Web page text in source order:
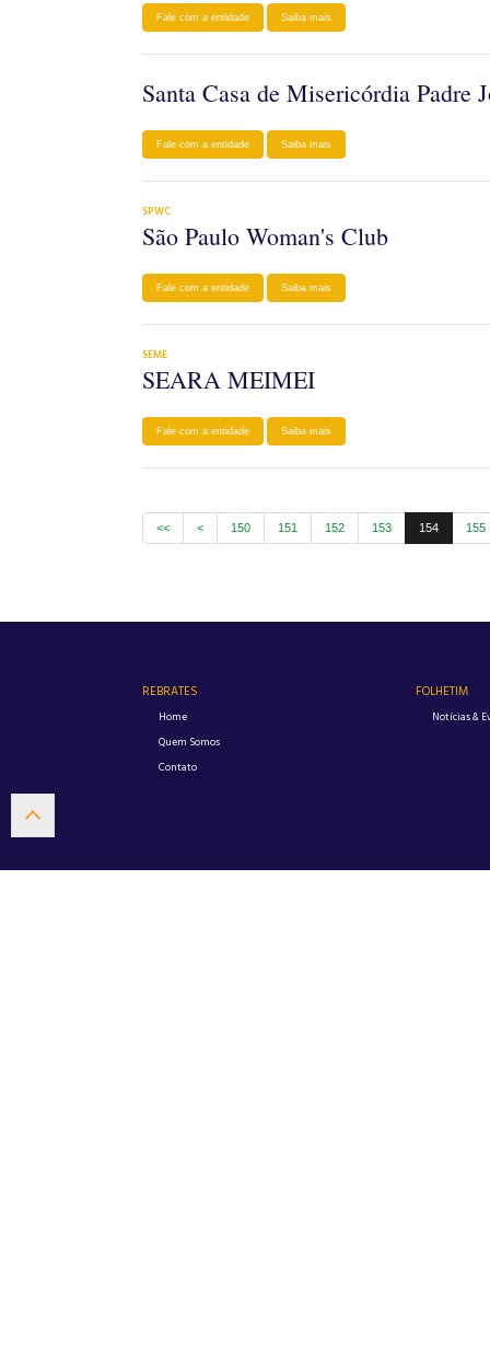
Fale com a entidade Saiba mais
Santa Casa de Misericórdia Padre
Fale com a entidade Saiba mais
SPWC
São Paulo Woman's Club
Fale com a entidade Saiba mais
SEME
SEARA MEIMEI
Fale com a entidade Saiba mais
<< < 150 151 152 153 154 155
REBRATES
Home
Quem Somos
Contato
FOLHETIM
Notícias &